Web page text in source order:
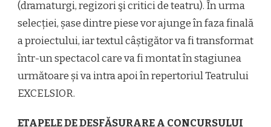
(dramaturgi, regizori şi critici de teatru). În urma
selecției, șase dintre piese vor ajunge în faza finală
a proiectului, iar textul câștigător va fi transformat
într-un spectacol care va fi montat în stagiunea
următoare și va intra apoi în repertoriul Teatrului
EXCELSIOR.
ETAPELE DE DESFĂȘURARE A CONCURSULUI